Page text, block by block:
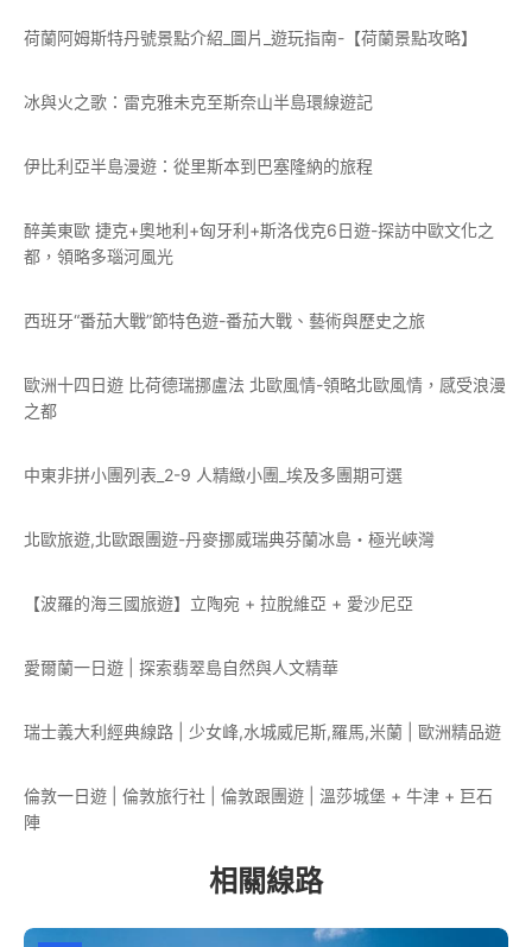
荷蘭阿姆斯特丹號景點介紹_圖片_遊玩指南-【荷蘭景點攻略】
冰與火之歌：雷克雅未克至斯奈山半島環線遊記
伊比利亞半島漫遊：從里斯本到巴塞隆納的旅程
醉美東歐 捷克+奧地利+匈牙利+斯洛伐克6日遊-探訪中歐文化之
都，領略多瑙河風光
西班牙“番茄大戰”節特色遊-番茄大戰、藝術與歷史之旅
歐洲十四日遊 比荷德瑞挪盧法 北歐風情-領略北歐風情，感受浪漫
之都
中東非拼小團列表_2-9 人精緻小團_埃及多團期可選
北歐旅遊,北歐跟團遊-丹麥挪威瑞典芬蘭冰島・極光峽灣
【波羅的海三國旅遊】立陶宛 + 拉脫維亞 + 愛沙尼亞
愛爾蘭一日遊 | 探索翡翠島自然與人文精華
瑞士義大利經典線路 | 少女峰,水城威尼斯,羅馬,米蘭 | 歐洲精品遊
倫敦一日遊 | 倫敦旅行社 | 倫敦跟團遊 | 溫莎城堡 + 牛津 + 巨石
陣
相關線路